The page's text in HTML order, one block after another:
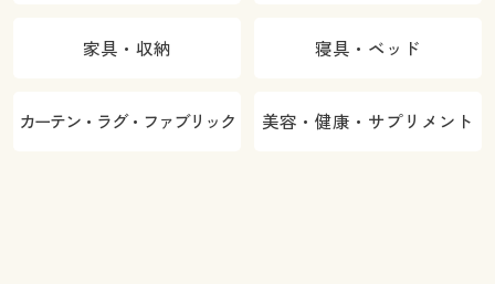
家具・収納 寝具・ベッド
カーテン・ラグ・ファブリック 美容・健康・サプリメント